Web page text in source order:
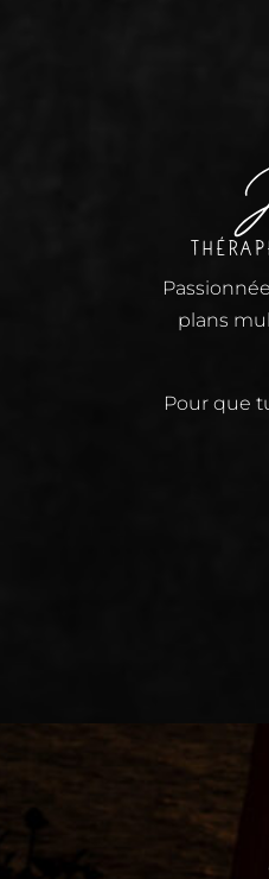
plans
Pour que